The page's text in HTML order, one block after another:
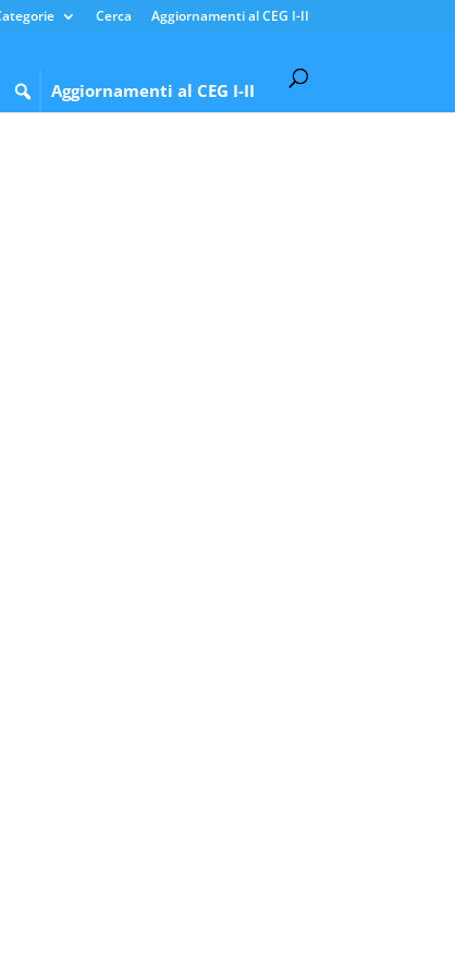
Cerca Aggiornamenti al CEG I-II
Aggiornamenti al CEG I-II